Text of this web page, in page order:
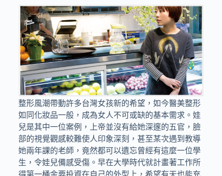
整形風潮帶動許多台灣女孩新的希望，如今醫美整形
如同化妝品一般，成為女人不可或缺的基本需求。娃
兒是其中一位案例，上帝並沒有給她深邃的五官，臉
部的視覺觀感較難使人印象深刻，甚至某次遇到教導
她兩年課的老師，竟然都可以遺忘曾經有這麼一位學
生，令娃兒備感受傷。早在大學時代就計畫著工作所
得第一桶金要投資在自己的外型上，希望有天也能充